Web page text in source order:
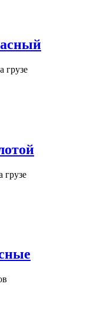
грузе
грузе